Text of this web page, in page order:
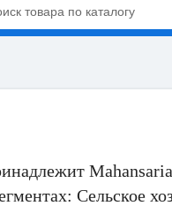
Сельское